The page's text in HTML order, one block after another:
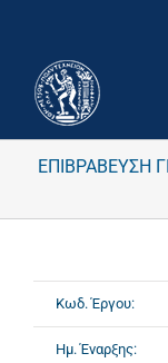
ΕΠΙΒΡΑΒΕΥΣΗ
Κωδ. Έργου:
Ημ. Έναρξης: